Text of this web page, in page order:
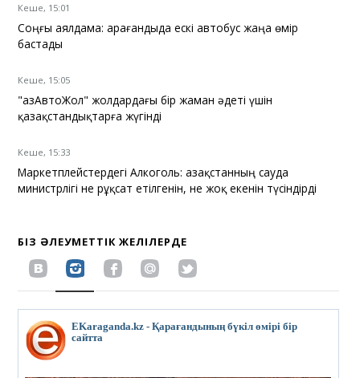
Кеше, 15:01
Соңғы аялдама: Қарағандыда ескі автобус жаңа өмір
бастады
Кеше, 15:05
"ҚазАвтоЖол" жолдардағы бір жаман әдеті үшін
қазақстандықтарға жүгінді
Кеше, 15:33
Маркетплейстердегі Алкоголь: Қазақстанның сауда
министрлігі не рұқсат етілгенін, не жоқ екенін түсіндірді
БІЗ ӘЛЕУМЕТТІК ЖЕЛІЛЕРДЕ
EKaraganda.kz - Қарағандының бүкіл өмірі бір
сайтта